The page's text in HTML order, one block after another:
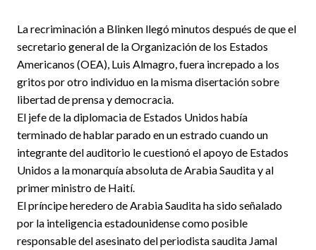
La recriminación a Blinken llegó minutos después de que el
secretario general de la Organización de los Estados
Americanos (OEA), Luis Almagro, fuera increpado a los
gritos por otro individuo en la misma disertación sobre
libertad de prensa y democracia.
El jefe de la diplomacia de Estados Unidos había
terminado de hablar parado en un estrado cuando un
integrante del auditorio le cuestionó el apoyo de Estados
Unidos a la monarquía absoluta de Arabia Saudita y al
primer ministro de Haití.
El príncipe heredero de Arabia Saudita ha sido señalado
por la inteligencia estadounidense como posible
responsable del asesinato del periodista saudita Jamal